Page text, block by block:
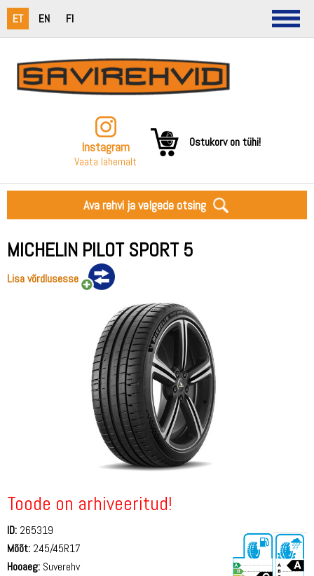
ET EN FI
Instagram
Vaata lähemalt
Ostukorv on tühi!
Ava rehvi ja velgede otsing
MICHELIN PILOT SPORT 5
Lisa võrdlusesse
Toode on arhiveeritud!
ID: 265319
Mõõt: 245/45R17
Hooaeg: Suverehv